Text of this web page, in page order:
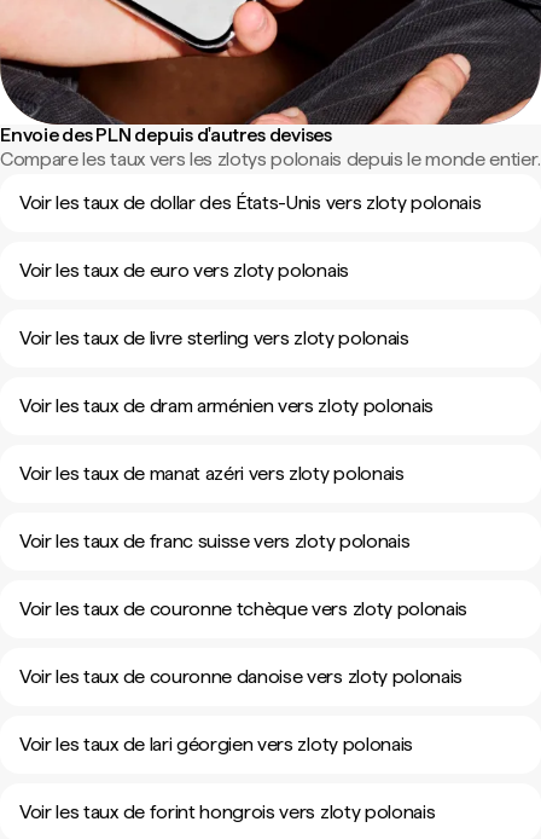
Envoie des PLN depuis d'autres devises
Compare les taux vers les zlotys polonais depuis le monde entier.
Voir les taux de dollar des États-Unis vers zloty polonais
Voir les taux de euro vers zloty polonais
Voir les taux de livre sterling vers zloty polonais
Voir les taux de dram arménien vers zloty polonais
Voir les taux de manat azéri vers zloty polonais
Voir les taux de franc suisse vers zloty polonais
Voir les taux de couronne tchèque vers zloty polonais
Voir les taux de couronne danoise vers zloty polonais
Voir les taux de lari géorgien vers zloty polonais
Voir les taux de forint hongrois vers zloty polonais